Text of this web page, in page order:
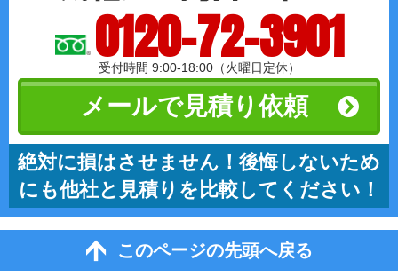
0120-72-3901
受付時間 9:00-18:00（火曜日定休）
メールで見積り依頼
絶対に損はさせません！後悔しないため
にも他社と見積りを比較してください！
このページの先頭へ戻る